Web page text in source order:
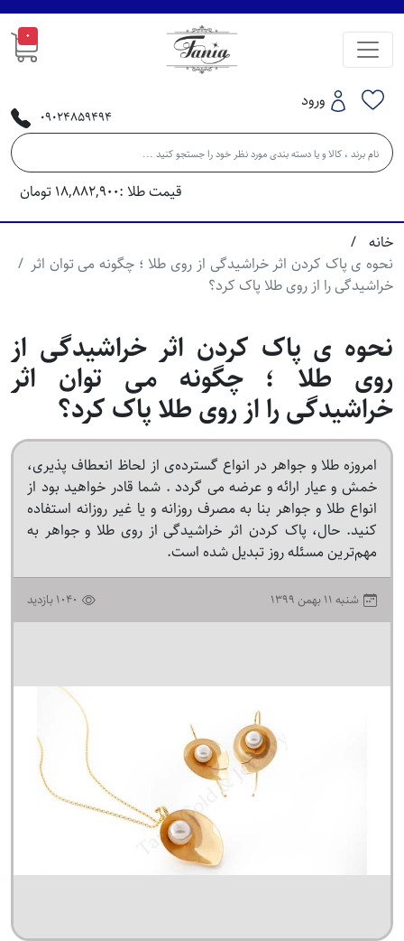
0
ورود
09024859494
قیمت طلا :18,882,900 تومان
خانه
نحوه ی پاک کردن اثر خراشیدگی از روی طلا ؛ چگونه می توان اثر
خراشیدگی را از روی طلا پاک کرد؟
نحوه ی پاک کردن اثر خراشیدگی از
روی طلا ؛ چگونه می توان اثر
خراشیدگی را از روی طلا پاک کرد؟
امروزه طلا و جواهر در انواع گسترده‌ی از لحاظ انعطاف پذیری،
خمش و عیار ارائه و عرضه می‌ گردد . شما قادر خواهید بود از
انواع طلا و جواهر بنا به مصرف روزانه و یا غیر روزانه استفاده
کنید. حال، پاک کردن اثر خراشیدگی از روی طلا و جواهر به
مهم‌ترین مسئله روز تبدیل شده است.
۱۳۹۹ شنبه ۱۱ بهمن 1040 بازدید